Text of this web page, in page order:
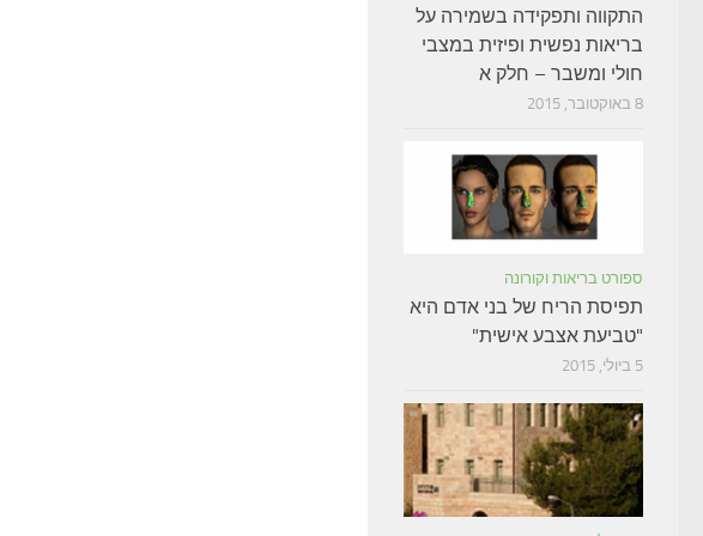
התקווה ותפקידה בשמירה על
בריאות נפשית ופיזית במצבי
חולי ומשבר – חלק א
8 באוקטובר, 2015
ספורט בריאות וקורונה
תפיסת הריח של בני אדם היא
"טביעת אצבע אישית"
5 ביולי, 2015